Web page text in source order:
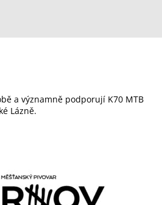
a významně podporují K70 MTB
Lázně.